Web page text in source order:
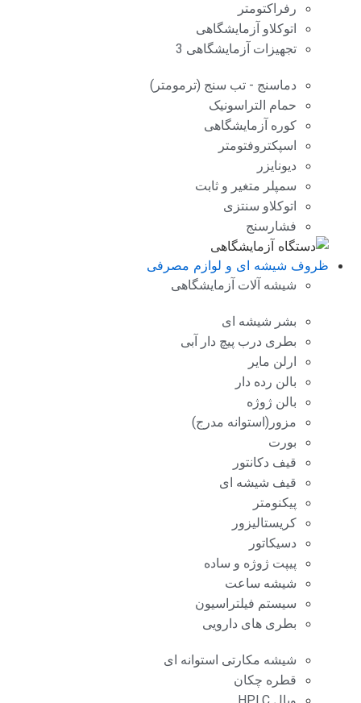
رفراکتومتر
اتوکلاو آزمایشگاهی
تجهیزات آزمایشگاهی 3
دماسنج - تب سنج (ترمومتر)
حمام التراسونیک
کوره آزمایشگاهی
اسپکتروفتومتر
دیونایزر
سمپلر متغیر و ثابت
اتوکلاو سنتزی
فشارسنج
ظروف شیشه ای و لوازم مصرفی
شیشه آلات آزمایشگاهی
بشر شیشه ای
بطری درب پیچ دار آبی
ارلن مایر
بالن رده دار
بالن ژوژه
مزور(استوانه مدرج)
بورت
قیف دکانتور
قیف شیشه ای
پیکنومتر
کریستالیزور
دسیکاتور
پیپت ژوژه و ساده
شیشه ساعت
سیستم فیلتراسیون
بطری های دارویی
شیشه مکارتی استوانه ای
قطره چکان